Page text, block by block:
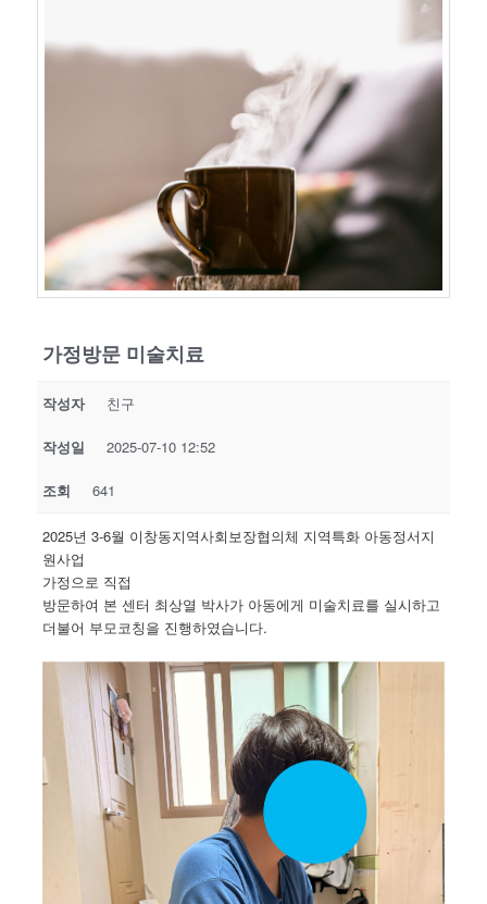
가정방문 미술치료
작성자 친구
작성일 2025-07-10 12:52
조회 641
2025년 3-6월 이창동지역사회보장협의체 지역특화 아동정서지
원사업
가정으로 직접
방문하여 본 센터 최상열 박사가 아동에게 미술치료를 실시하고
더불어 부모코칭을 진행하였습니다.